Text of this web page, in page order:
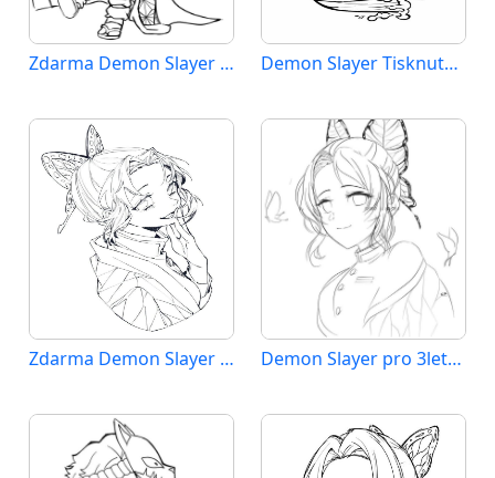
Zdarma Demon Slayer Vymalovatelné Demon Slayer Tisknutelný Zdarma
Zdarma Demon Slayer pro Malé Děti Demon Slayer pro 3leté Děti